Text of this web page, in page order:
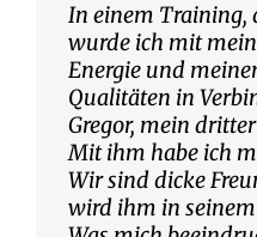
In einem Training,
wurde ich mit
Energie und
Qualitäten in
Gregor, mein
Mit ihm habe ich
Wir sind dicke
wird ihm in